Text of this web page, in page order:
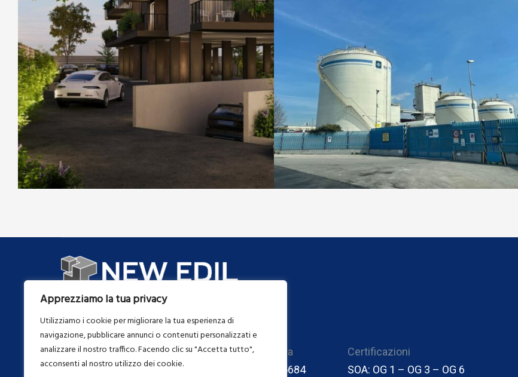
Apprezziamo la tua privacy
Utilizziamo i cookie per migliorare la tua esperienza di
navigazione, pubblicare annunci o contenuti personalizzati e
analizzare il nostro traffico. Facendo clic su "Accetta tutto",
acconsenti al nostro utilizzo dei cookie.
Parco residenziale
COSTRUZIONI
SOL
Via Tevere 32 84098
Pontecagnano Faiano – Salerno
Chiamaci ora
+39 360755684
Certificazioni
SOA: OG 1 – OG 3 – OG 6